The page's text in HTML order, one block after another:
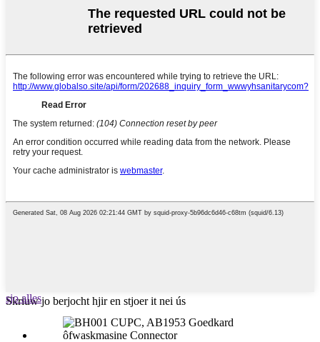
Skriuw jo berjocht hjir en stjoer it nei ús
sjo alles